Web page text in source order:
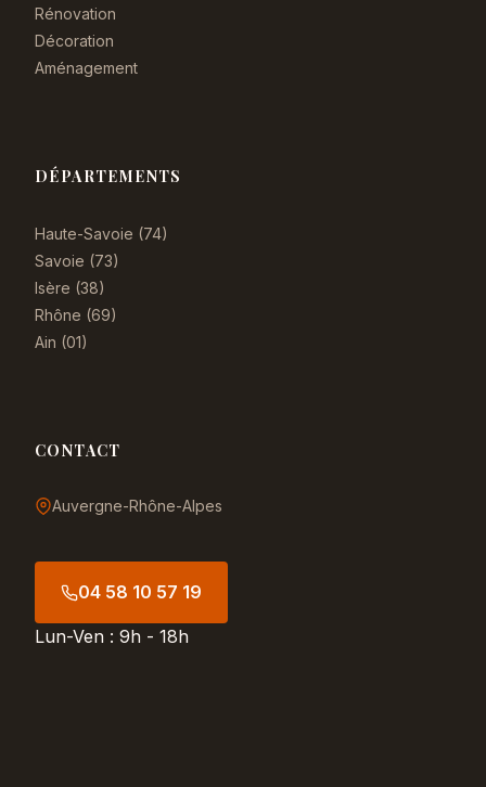
Rénovation
Décoration
Aménagement
DÉPARTEMENTS
Haute-Savoie (74)
Savoie (73)
Isère (38)
Rhône (69)
Ain (01)
CONTACT
Auvergne-Rhône-Alpes
04 58 10 57 19
Lun-Ven : 9h - 18h